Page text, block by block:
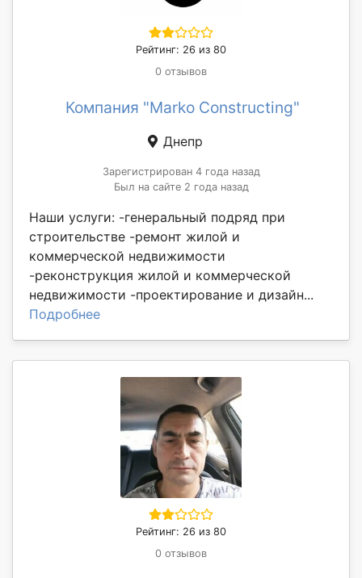
Рейтинг: 26 из 80
0 отзывов
Компания "Marko Constructing"
Днепр
Зарегистрирован 4 года назад
Был на сайте 2 года назад
Наши услуги: -генеральный подряд при
строительстве -ремонт жилой и
коммерческой недвижимости
-реконструкция жилой и коммерческой
недвижимости -проектирование и дизайн...
Подробнее
Рейтинг: 26 из 80
0 отзывов